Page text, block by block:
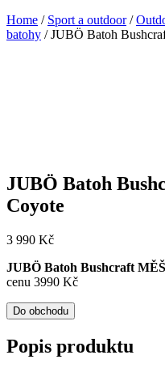
Home / Sport a outdoor/
batohy / JUBÖ Batoh
JUBÖ Batoh
Coyote
3 990 Kč
JUBÖ Batoh Bushcraft
cenu 3990 Kč
Do obchodu
Popis produktu